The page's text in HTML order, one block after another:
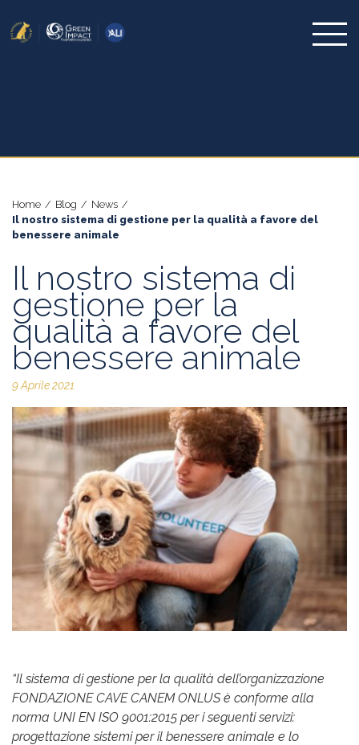
Home / Blog / News /
Il nostro sistema di gestione per la qualità a favore del
benessere animale
Il nostro sistema di
gestione per la
qualità a favore del
benessere animale
9 Aprile 2021
“Il sistema di gestione per la qualità dell’organizzazione
FONDAZIONE CAVE CANEM ONLUS è conforme alla
norma UNI EN ISO 9001:2015 per i seguenti servizi:
progettazione sistemi per il benessere animale e lo